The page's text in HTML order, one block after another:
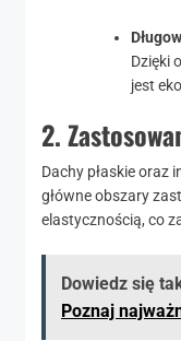
Dzięki
jest
2.
Dachy płaskie oraz
główne obszary
elastycznością, co
Dowiedz się
Poznaj